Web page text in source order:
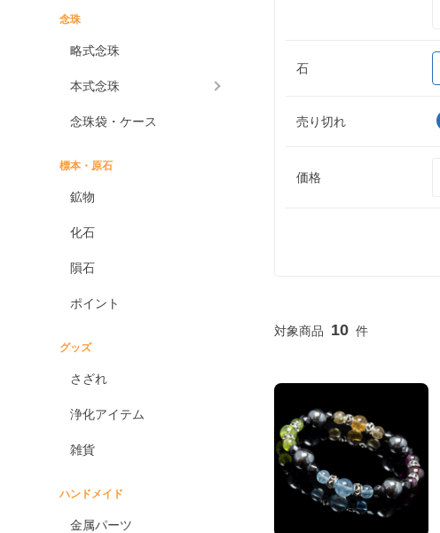
念珠
略式念珠
本式念珠
念珠袋・ケース
標本・原石
鉱物
化石
隕石
ポイント
グッズ
さざれ
浄化アイテム
雑貨
ハンドメイド
金属パーツ
石
売り切れ
価格
10